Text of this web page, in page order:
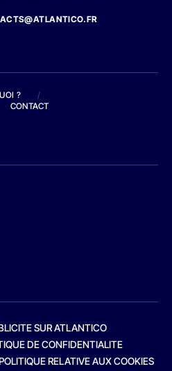
?
/
CONTACT
SUR ATLANTICO
DE CONFIDENTIALITE
RELATIVE AUX COOKIES